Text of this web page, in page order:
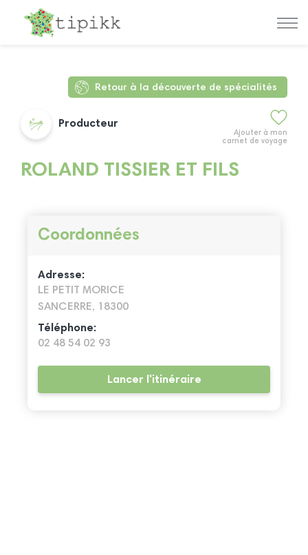
Retour à la découverte de spécialités
Ajouter à mon
carnet de voyage
Producteur
ROLAND TISSIER ET FILS
Coordonnées
Adresse:
LE PETIT MORICE
SANCERRE, 18300
Téléphone:
02 48 54 02 93
Lancer l'itinéraire